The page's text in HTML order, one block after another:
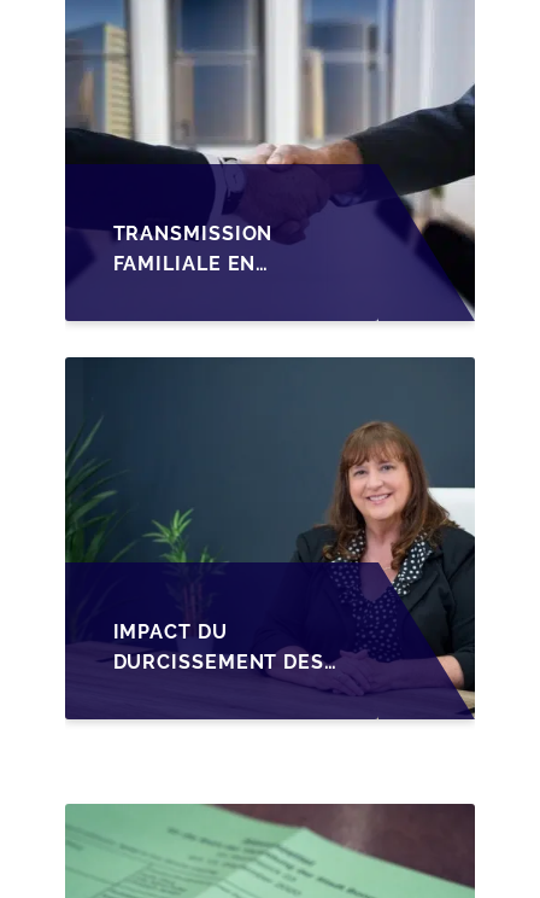
TRANSMISSION
FAMILIALE EN
STRUCTURER LA
CESSION DES PARTS
IMPACT DU
DURCISSEMENT DES
CRÉDIT SUR LA